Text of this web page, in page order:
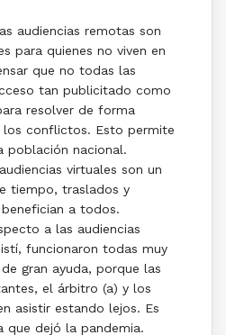
audiencias remotas son
para quienes no viven en
que no todas las
tan publicitado como
resolver de forma
los conflictos. Esto permite
población nacional.
virtuales son un
tiempo, traslados y
a todos.
a las audiencias
funcionaron todas muy
gran ayuda, porque las
el árbitro (a) y los
asistir estando lejos. Es
que dejó la pandemia.